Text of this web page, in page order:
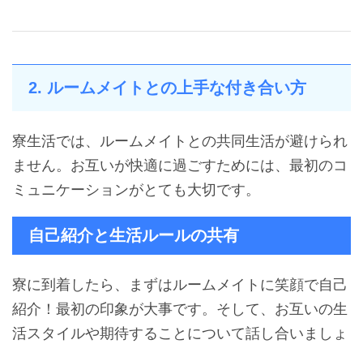
2. ルームメイトとの上手な付き合い方
寮生活では、ルームメイトとの共同生活が避けられ
ません。お互いが快適に過ごすためには、最初のコ
ミュニケーションがとても大切です。
自己紹介と生活ルールの共有
寮に到着したら、まずはルームメイトに笑顔で自己
紹介！最初の印象が大事です。そして、お互いの生
活スタイルや期待することについて話し合いましょ